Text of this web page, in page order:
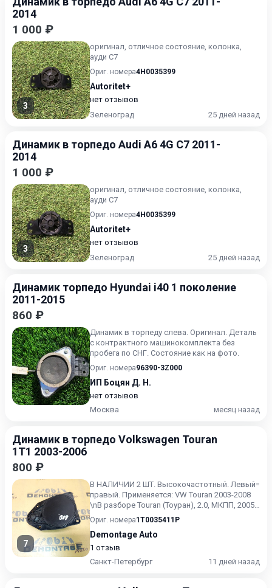
2014
1 000 ₽
3
оригинал, отличное состояние, колонка,
ауди С7
Ориг. номера4H0035399
Autoritet+
нет отзывов
Зеленоград
25 дней назад
Динамик в торпедо Audi A6 4G C7 2011-
2014
1 000 ₽
3
оригинал, отличное состояние, колонка,
ауди С7
Ориг. номера4H0035399
Autoritet+
нет отзывов
Зеленоград
25 дней назад
Динамик торпедо Hyundai i40 1 поколение
2011-2015
860 ₽
Динамик в торпеду слева. Оригинал. Деталь
с контрактного машинокомплекта без
пробега по СНГ. Состояние как на фото.
Ориг. номера96390-3Z000
ИП Боцян Д. Н.
нет отзывов
Москва
месяц назад
Динамик в торпедо Volkswagen Touran
1T1 2003-2006
800 ₽
7
В НАЛИЧИИ 2 ШТ. Высокочастотный. Левый=
правый. Применяется: VW Touran 2003-2008
\nВ разборе Touran (Тоуран), 2.0, МКПП, 2005
г.в.\n\nЗвонит...
Ориг. номера1T0035411P
Demontage Auto
1 отзыв
Санкт-Петербург
11 дней назад